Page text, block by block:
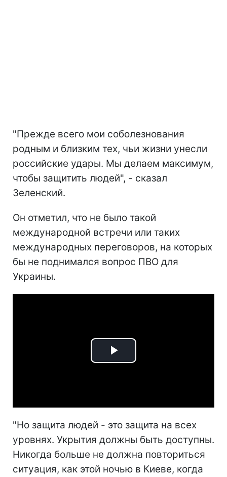
"Прежде всего мои соболезнования
родным и близким тех, чьи жизни унесли
российские удары. Мы делаем максимум,
чтобы защитить людей", - сказал
Зеленский.
Он отметил, что не было такой
международной встречи или таких
международных переговоров, на которых
бы не поднимался вопрос ПВО для
Украины.
Play
"Но защита людей - это защита на всех
уровнях. Укрытия должны быть доступны.
Никогда больше не должна повториться
ситуация, как этой ночью в Киеве, когда